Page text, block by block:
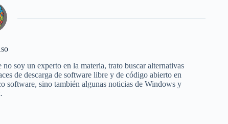
soy un experto en la materia, trato buscar alternativas
de descarga de software libre y de código abierto en
software, sino también algunas noticias de Windows y